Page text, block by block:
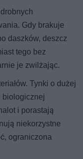
Gdy brakuje
daszków, deszcz
tego bez
je zwilżając.
Tynki o dużej
biologicznej
i porastają
niekorzystne
ograniczona